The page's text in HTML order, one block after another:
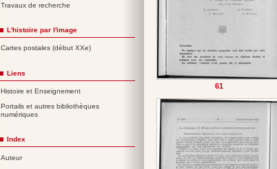
61
Travaux de recherche
L'histoire par l'image
Cartes postales (début XXe)
Liens
Histoire et Enseignement
Portails et autres bibliothèques
numériques
Index
Auteur